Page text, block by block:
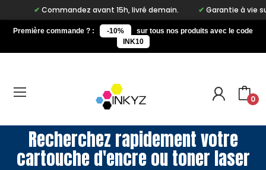
Commandez avant 15h, livré demain. Garantie à vie sur
Première commande ? : -10%
sur tous nos produits avec le code
INK10
0
Recherchez rapidement votre
cartouche d'encre ou toner laser